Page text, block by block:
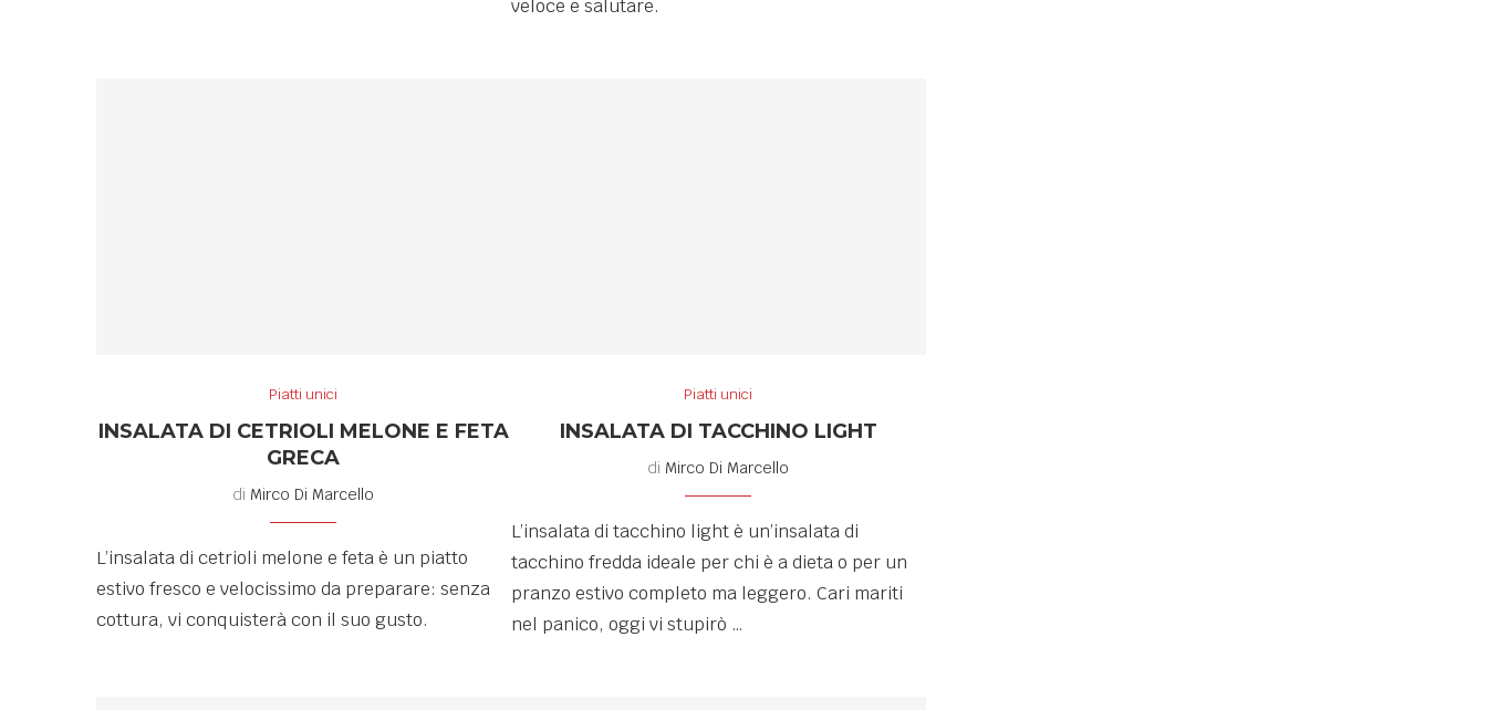
veloce e salutare.
Piatti unici
INSALATA DI CETRIOLI MELONE E FETA
GRECA
di Mirco Di Marcello
L’insalata di cetrioli melone e feta è un piatto
estivo fresco e velocissimo da preparare: senza
cottura, vi conquisterà con il suo gusto.
Piatti unici
INSALATA DI TACCHINO LIGHT
di Mirco Di Marcello
L’insalata di tacchino light è un’insalata di
tacchino fredda ideale per chi è a dieta o per un
pranzo estivo completo ma leggero. Cari mariti
nel panico, oggi vi stupirò …